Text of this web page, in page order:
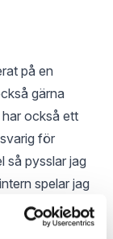
på en
gärna
har också ett
för
så pysslar jag
spelar jag
Och jag har
är att